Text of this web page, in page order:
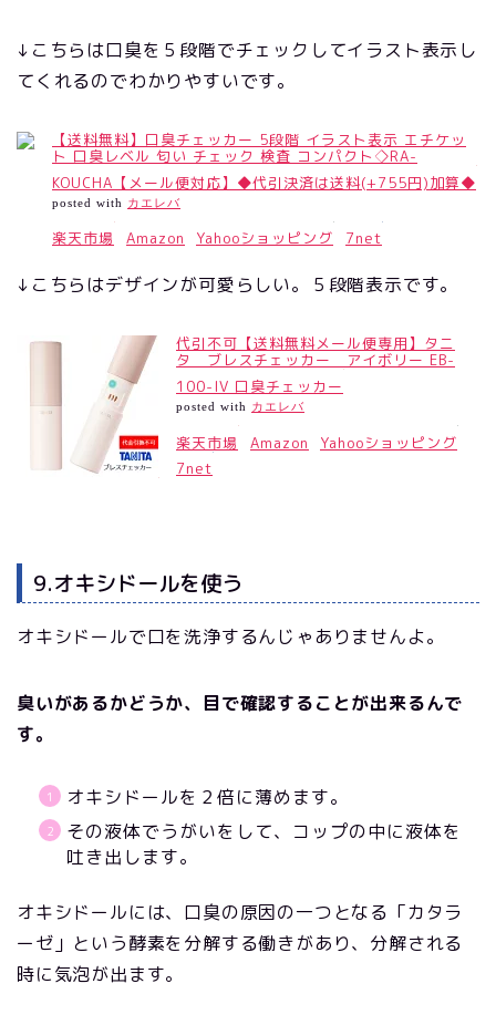
↓こちらは口臭を５段階でチェックしてイラスト表示し
てくれるのでわかりやすいです。
【送料無料】口臭チェッカー 5段階 イラスト表示 エチケッ
ト 口臭レベル 匂い チェック 検査 コンパクト◇RA-
KOUCHA【メール便対応】◆代引決済は送料(+755円)加算◆
posted with カエレバ
楽天市場 Amazon Yahooショッピング 7net
↓こちらはデザインが可愛らしい。５段階表示です。
代引不可【送料無料メール便専用】タニ
タ ブレスチェッカー アイボリー EB-
100-IV 口臭チェッカー
posted with カエレバ
楽天市場 Amazon
Yahooショッピング
7net
9.オキシドールを使う
オキシドールで口を洗浄するんじゃありませんよ。
臭いがあるかどうか、目で確認することが出来るんで
す。
オキシドールを２倍に薄めます。
その液体でうがいをして、コップの中に液体を
吐き出します。
オキシドールには、口臭の原因の一つとなる「カタラ
ーゼ」という酵素を分解する働きがあり、分解される
時に気泡が出ます。